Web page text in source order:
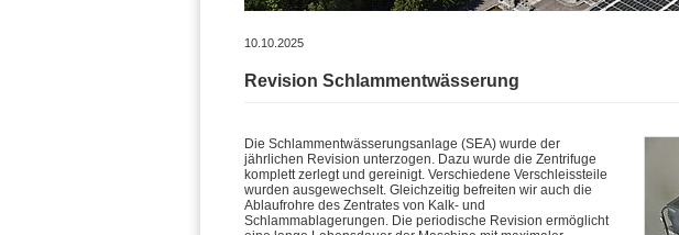
10.10.2025
Revision Schlammentwässerung
Die Schlammentwässerungsanlage (SEA) wurde der
jährlichen Revision unterzogen. Dazu wurde die Zentrifuge
komplett zerlegt und gereinigt. Verschiedene Verschleissteile
wurden ausgewechselt. Gleichzeitig befreiten wir auch die
Ablaufrohre des Zentrates von Kalk- und
Schlammablagerungen. Die periodische Revision ermöglicht